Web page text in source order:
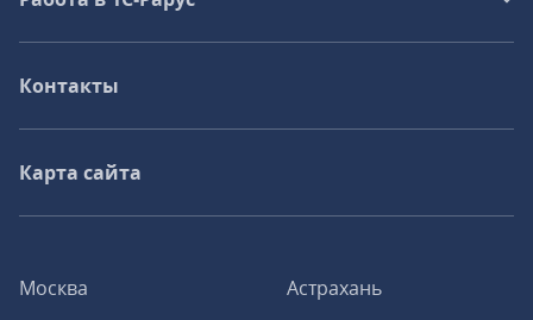
Москва
Астрахань
Контакты
Карта сайта